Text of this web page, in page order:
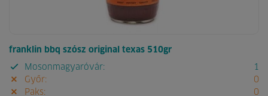
franklin bbq szósz original texas 510gr
Mosonmagyaróvár:
1
Győr:
0
Paks:
0